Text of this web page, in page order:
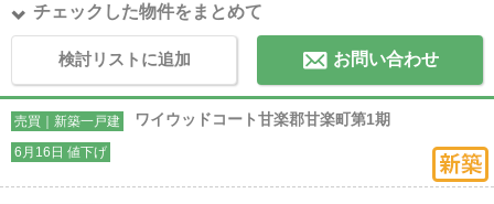
チェックした物件をまとめて
検討リストに追加 お問い合わせ
売買｜新築一戸建 ワイウッドコート甘楽郡甘楽町第1期
6月16日 値下げ